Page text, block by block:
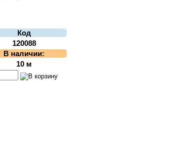
Код
120088
В наличии:
10 м